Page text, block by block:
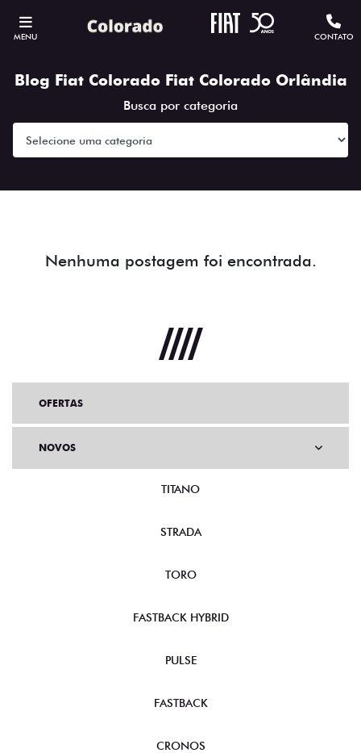
MENU CONTATO
Blog Fiat Colorado Fiat Colorado Orlândia
Busca por categoria
Nenhuma postagem foi encontrada.
OFERTAS
NOVOS
TITANO
STRADA
TORO
FASTBACK HYBRID
PULSE
FASTBACK
CRONOS